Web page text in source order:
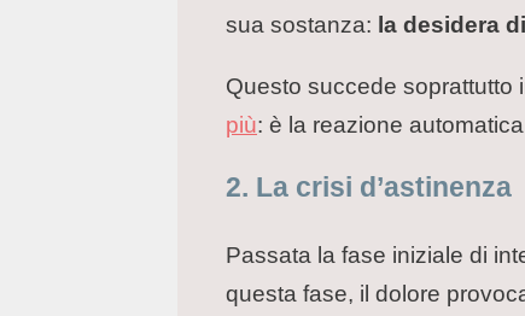
sua sostanza: la desidera
Questo succede soprattutto
più: è la reazione
2. La crisi d’astinenza
Passata la fase iniziale di
questa fase, il dolore